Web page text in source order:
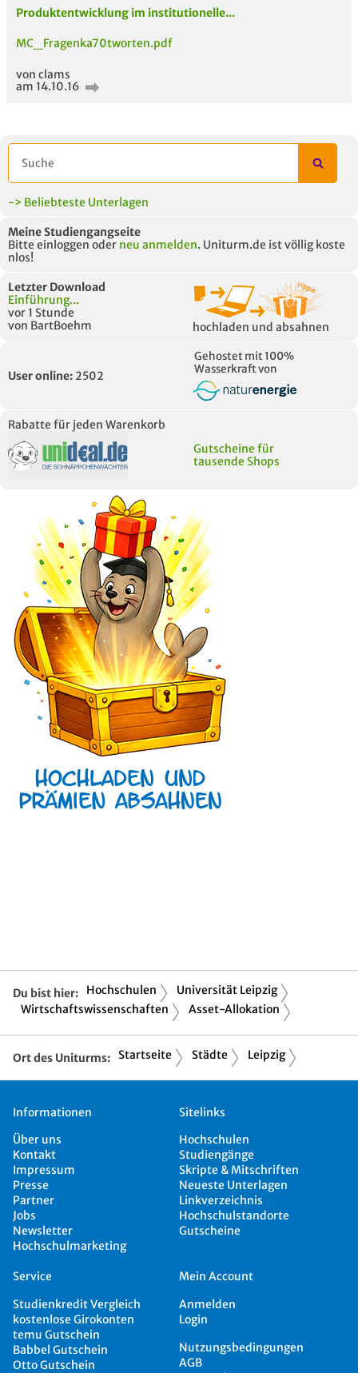
ähnliche Fächer und
Module anderer Unis
Produktentwicklung im institutionelle...
MC_Fragenka70tworten.pdf
von clams
am 14.10.16
-> Beliebteste Unterlagen
Meine Studiengangseite
Bitte einloggen oder neu anmelden. Uniturm.de ist völlig koste
nlos!
Letzter Download
Einführung...
vor 1 Stunde
von BartBoehm
hochladen und absahnen
User online: 2502
Gehostet mit 100%
Wasserkraft von
Rabatte für jeden Warenkorb
Gutscheine für
tausende Shops
Du bist hier: Hochschulen
Universität Leipzig
Wirtschaftswissenschaften
Asset-Allokation
Ort des Uniturms: Startseite Städte Leipzig
Informationen
Über uns
Kontakt
Impressum
Presse
Partner
Jobs
Newsletter
Hochschulmarketing
Sitelinks
Hochschulen
Studiengänge
Skripte & Mitschriften
Neueste Unterlagen
Linkverzeichnis
Hochschulstandorte
Gutscheine
Service
Studienkredit Vergleich
kostenlose Girokonten
temu Gutschein
Babbel Gutschein
Otto Gutschein
Mein Account
Anmelden
Login
Nutzungsbedingungen
AGB